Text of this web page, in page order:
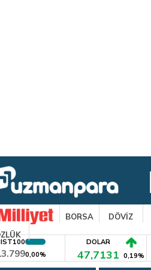
BORSA DÖVİZ
0,00%
DOLAR
47,7131 0,19%